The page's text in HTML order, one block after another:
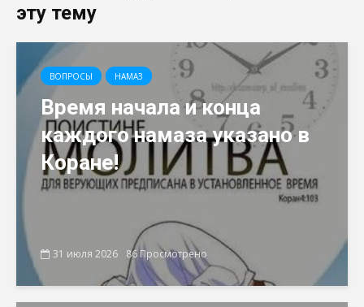
эту тему
ВОПРОСЫ НАМАЗ
Время начала и конца
каждого намаза указано в
Коране!
31 июля 2026 86 Просмотрено